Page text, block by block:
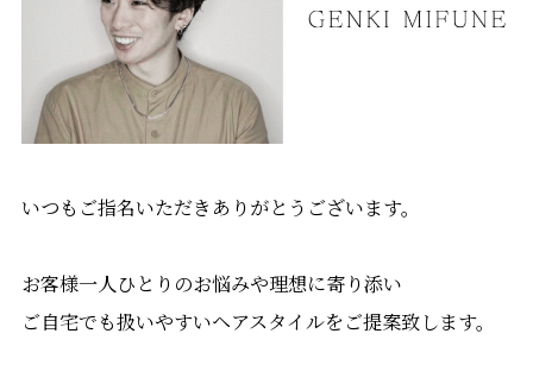
いつもご指名いただきありがとうございます。
お客様一人ひとりのお悩みや理想に寄り添い
ご自宅でも扱いやすいヘアスタイルをご提案致します。